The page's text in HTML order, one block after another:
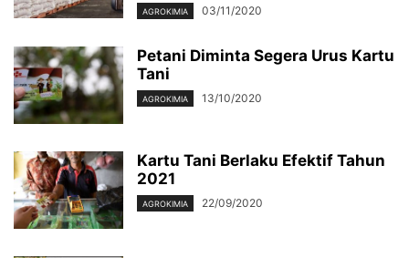
AGROKIMIA 03/11/2020
Petani Diminta Segera Urus Kartu
Tani
AGROKIMIA 13/10/2020
Kartu Tani Berlaku Efektif Tahun
2021
AGROKIMIA 22/09/2020